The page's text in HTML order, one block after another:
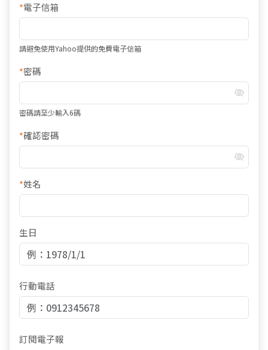
*電子信箱
請避免使用Yahoo提供的免費電子信箱
*密碼
密碼請至少輸入6碼
*確認密碼
*姓名
生日
行動電話
訂閱電子報